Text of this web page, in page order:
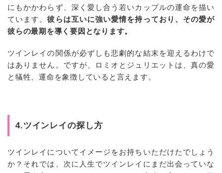
にもかかわらず、深く愛し合う若いカップルの運命を描い
ています。彼らは互いに強い愛情を持っており、その愛が
彼らの最期を導く要因となります。
ツインレイの関係が必ずしも悲劇的な結末を迎えるわけで
はありません。ですが、ロミオとジュリエットは、真の愛
と犠牲、運命を象徴していると言えます。
4.ツインレイの探し方
ツインレイについてイメージをお持ちいただけたでしょう
か？それでは、次に人生でツインレイにまだ出会っていな